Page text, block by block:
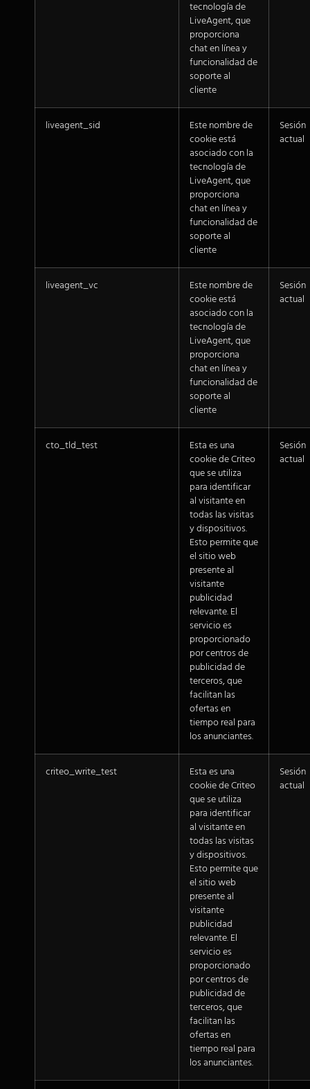
tecnología de
LiveAgent, que
proporciona
chat en línea y
funcionalidad de
soporte al
cliente
liveagent_sid
Este nombre de
cookie está
asociado con la
tecnología de
LiveAgent, que
proporciona
chat en línea y
funcionalidad de
soporte al
cliente
Sesión
actual
liveagent_vc
Este nombre de
cookie está
asociado con la
tecnología de
LiveAgent, que
proporciona
chat en línea y
funcionalidad de
soporte al
cliente
Sesión
actual
cto_tld_test
Esta es una
cookie de Criteo
que se utiliza
para identificar
al visitante en
todas las visitas
y dispositivos.
Esto permite que
el sitio web
presente al
visitante
publicidad
relevante. El
servicio es
proporcionado
por centros de
publicidad de
terceros, que
facilitan las
ofertas en
tiempo real para
los anunciantes.
Sesión
actual
criteo_write_test
Esta es una
cookie de Criteo
que se utiliza
para identificar
al visitante en
todas las visitas
y dispositivos.
Esto permite que
el sitio web
presente al
visitante
publicidad
relevante. El
servicio es
proporcionado
por centros de
publicidad de
terceros, que
facilitan las
ofertas en
tiempo real para
los anunciantes.
Sesión
actual